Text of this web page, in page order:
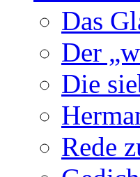
Das
Der
Die
Rede